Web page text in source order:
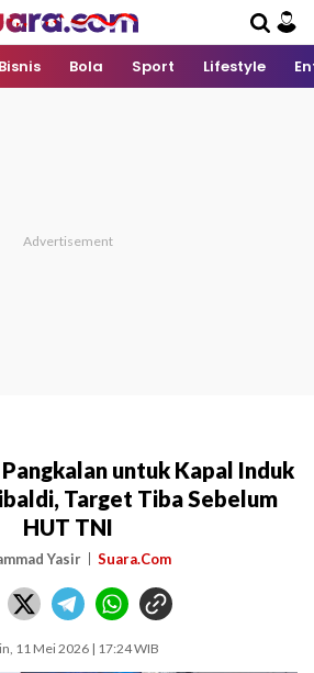
Bisnis Bola Sport Lifestyle
untuk Kapal Induk
Target Tiba Sebelum
HUT TNI
Yasir Suara.Com
11 Mei 2026 | 17:24 WIB